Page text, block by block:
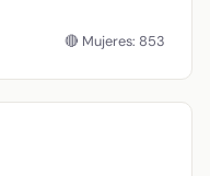
🔴 Mujeres: 853